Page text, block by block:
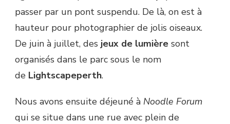
passer par un pont suspendu. De là, on est à
hauteur pour photographier de jolis oiseaux.
De juin à juillet, des jeux de lumière sont
organisés dans le parc sous le nom
de Lightscapeperth.
Nous avons ensuite déjeuné à Noodle Forum
qui se situe dans une rue avec plein de